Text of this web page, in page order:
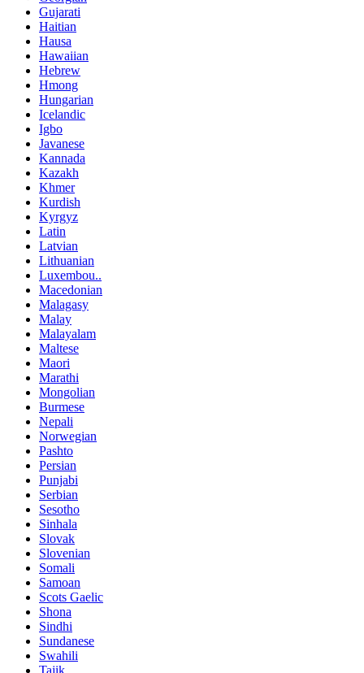
Gujarati
Haitian
Hausa
Hawaiian
Hebrew
Hmong
Hungarian
Icelandic
Igbo
Javanese
Kannada
Kazakh
Khmer
Kurdish
Kyrgyz
Latin
Latvian
Lithuanian
Luxembou..
Macedonian
Malagasy
Malay
Malayalam
Maltese
Maori
Marathi
Mongolian
Burmese
Nepali
Norwegian
Pashto
Persian
Punjabi
Serbian
Sesotho
Sinhala
Slovak
Slovenian
Somali
Samoan
Scots Gaelic
Shona
Sindhi
Sundanese
Swahili
Tajik